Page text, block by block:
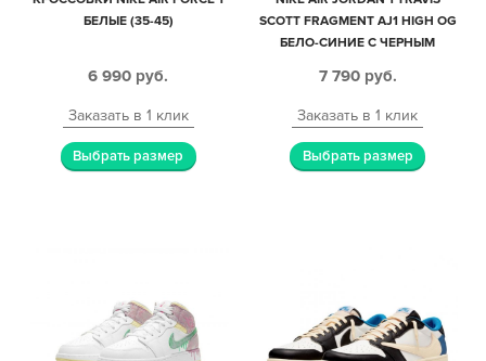
БЕЛЫЕ (35-45)
6 990 руб.
Заказать в 1 клик
Выбрать размер
SCOTT FRAGMENT AJ1 HIGH OG
БЕЛО-СИНИЕ С ЧЕРНЫМ
7 790 руб.
Заказать в 1 клик
Выбрать размер